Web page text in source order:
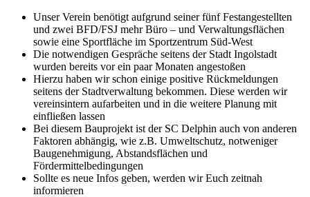
Unser Verein benötigt aufgrund seiner fünf Festangestellten
und zwei BFD/FSJ mehr Büro – und Verwaltungsflächen
sowie eine Sportfläche im Sportzentrum Süd-West
Die notwendigen Gespräche seitens der Stadt Ingolstadt
wurden bereits vor ein paar Monaten angestoßen
Hierzu haben wir schon einige positive Rückmeldungen
seitens der Stadtverwaltung bekommen. Diese werden wir
vereinsintern aufarbeiten und in die weitere Planung mit
einfließen lassen
Bei diesem Bauprojekt ist der SC Delphin auch von anderen
Faktoren abhängig, wie z.B. Umweltschutz, notweniger
Baugenehmigung, Abstandsflächen und
Fördermittelbedingungen
Sollte es neue Infos geben, werden wir Euch zeitnah
informieren